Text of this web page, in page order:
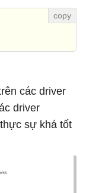
các driver
driver
sự khá tốt